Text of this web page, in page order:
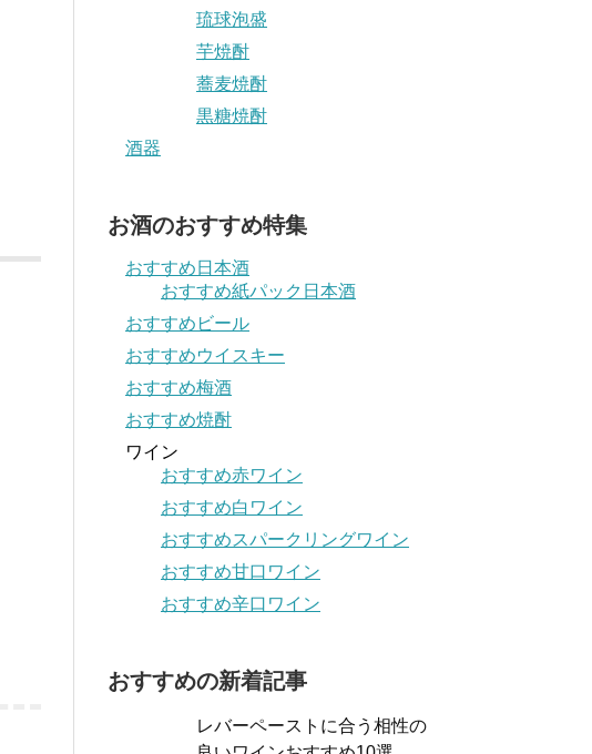
琉球泡盛
芋焼酎
蕎麦焼酎
黒糖焼酎
酒器
お酒のおすすめ特集
おすすめ日本酒
おすすめ紙パック日本酒
おすすめビール
おすすめウイスキー
おすすめ梅酒
おすすめ焼酎
ワイン
おすすめ赤ワイン
おすすめ白ワイン
おすすめスパークリングワイン
おすすめ甘口ワイン
おすすめ辛口ワイン
おすすめの新着記事
レバーペーストに合う相性の